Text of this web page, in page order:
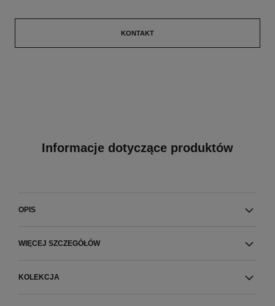
KONTAKT
Informacje dotyczące produktów
OPIS
WIĘCEJ SZCZEGÓŁÓW
KOLEKCJA